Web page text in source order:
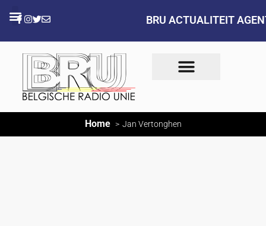
BRU ACTUALITEIT
Home Jan Vertonghen